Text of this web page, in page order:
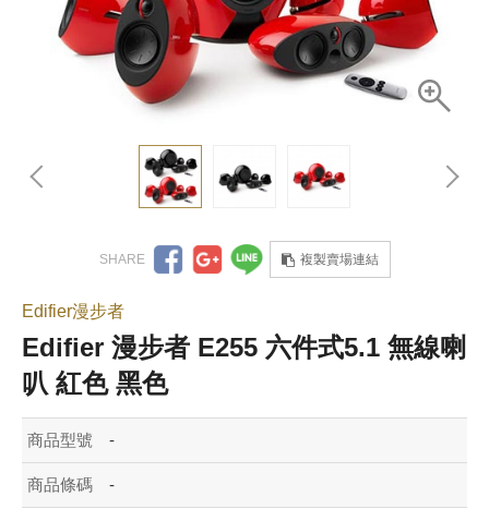
複製賣場連結
Edifier漫步者
Edifier 漫步者 E255 六件式5.1 無線喇
叭 紅色 黑色
商品型號 -
商品條碼 -